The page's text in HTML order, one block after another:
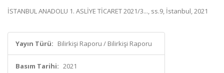
İSTANBUL ANADOLU 1. ASLİYE TİCARET 2021/3..., ss.9, İstanbul, 2021
Yayın Türü: Bilirkişi Raporu / Bilirkişi Raporu
Basım Tarihi: 2021